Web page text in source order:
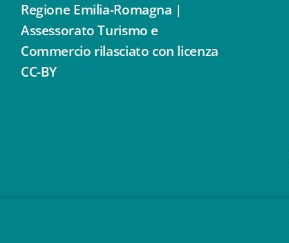
Regione Emilia-Romagna |
Assessorato Turismo e
Commercio rilasciato con licenza
CC-BY